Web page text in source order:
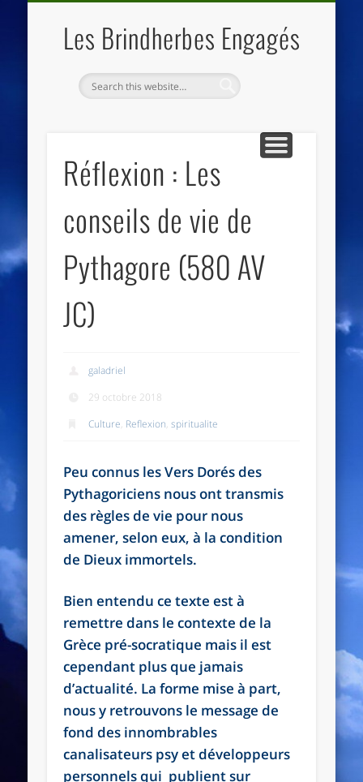
Les Brindherbes Engagés
Réflexion : Les
conseils de vie de
Pythagore (580 AV
JC)
galadriel
29 octobre 2018
Culture, Reflexion,spiritualite
Peu connus les Vers Dorés des
Pythagoriciens nous ont transmis
des règles de vie pour nous
amener, selon eux, à la condition
de Dieux immortels.
Bien entendu ce texte est à
remettre dans le contexte de la
Grèce pré-socratique mais il est
cependant plus que jamais
d’actualité. La forme mise à part,
nous y retrouvons le message de
fond des innombrables
canalisateurs psy et développeurs
personnels qui publient sur